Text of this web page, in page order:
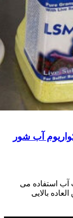
آب شور
آب استفاده می
بالایی